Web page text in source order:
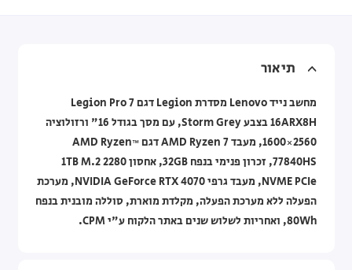
תיאור
מחשב נייד Lenovo מסדרת Legion דגם Legion Pro 7
16ARX8H בצבע Storm Grey, עם מסך בגודל 16" ורזולוציה
2560×1600, מעבד AMD Ryzen 7 דגם AMD Ryzen™
77840HS, זכרון פנימי בנפח 32GB, אחסון 1TB M.2 2280
NVME PCIe, מעבד גרפי NVIDIA GeForce RTX 4070, מערכת
הפעלה ללא מערכת הפעלה, מקלדת מוארת, סוללה מובנית בנפח
80Wh, ואחריות לשלוש שנים באתר הלקוח ע"י CPM.